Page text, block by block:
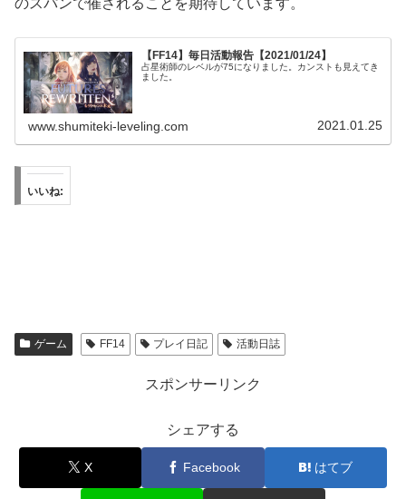
のスパンで催されることを期待しています。
【FF14】毎日活動報告【2021/01/24】
占星術師のレベルが75になりました。カンストも見えてき
ました。
www.shumiteki-leveling.com 2021.01.25
いいね:
ゲーム FF14 プレイ日記 活動日誌
スポンサーリンク
シェアする
X Facebook はてブ